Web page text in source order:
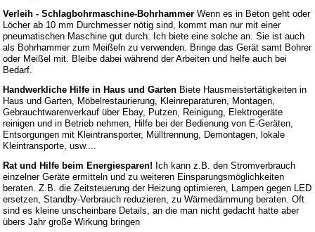
Verleih - Schlagbohrmaschine-Bohrhammer Wenn es in Beton geht oder
Löcher ab 10 mm Durchmesser nötig sind, kommt man nur mit einer
pneumatischen Maschine gut durch. Ich biete eine solche an. Sie ist auch
als Bohrhammer zum Meißeln zu verwenden. Bringe das Gerät samt Bohrer
oder Meißel mit. Bleibe dabei während der Arbeiten und helfe auch bei
Bedarf.
Handwerkliche Hilfe in Haus und Garten Biete Hausmeistertätigkeiten in
Haus und Garten, Möbelrestaurierung, Kleinreparaturen, Montagen,
Gebrauchtwarenverkauf über Ebay, Putzen, Reinigung, Elektrogeräte
reinigen und in Betrieb nehmen, Hilfe bei der Bedienung von E-Geräten,
Entsorgungen mit Kleintransporter, Mülltrennung, Demontagen, lokale
Kleintransporte, usw....
Rat und Hilfe beim Energiesparen! Ich kann z.B. den Stromverbrauch
einzelner Geräte ermitteln und zu weiteren Einsparungsmöglichkeiten
beraten. Z.B. die Zeitsteuerung der Heizung optimieren, Lampen gegen LED
ersetzen, Standby-Verbrauch reduzieren, zu Wärmedämmung beraten. Oft
sind es kleine unscheinbare Details, an die man nicht gedacht hatte aber
übers Jahr große Wirkung bringen